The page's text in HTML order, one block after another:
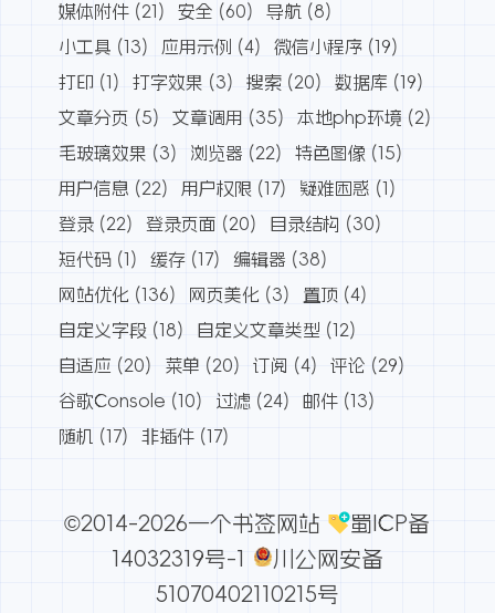
媒体附件 (21) 安全 (60) 导航 (8)
小工具 (13) 应用示例 (4) 微信小程序 (19)
打印 (1) 打字效果 (3) 搜索 (20) 数据库 (19)
文章分页 (5) 文章调用 (35) 本地php环境 (2)
毛玻璃效果 (3) 浏览器 (22) 特色图像 (15)
用户信息 (22) 用户权限 (17) 疑难困惑 (1)
登录 (22) 登录页面 (20) 目录结构 (30)
短代码 (1) 缓存 (17) 编辑器 (38)
网站优化 (136) 网页美化 (3) 置顶 (4)
自定义字段 (18) 自定义文章类型 (12)
自适应 (20) 菜单 (20) 订阅 (4) 评论 (29)
谷歌Console (10) 过滤 (24) 邮件 (13)
随机
(17) 非插件 (17)
©2014-2026一个书签网站
蜀ICP备
14032319号-1
川公网安备
51070402110215号